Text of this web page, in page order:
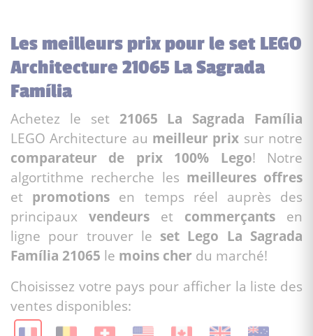
Les meilleurs prix pour le set LEGO
Architecture 21065 La Sagrada
Família
Achetez le set 21065 La Sagrada Família
LEGO Architecture au meilleur prix sur notre
comparateur de prix 100% Lego! Notre
algortithme recherche les meilleures offres
et promotions en temps réel auprès des
principaux vendeurs et commerçants en
ligne pour trouver le set Lego La Sagrada
Família 21065 le moins cher du marché!
Choisissez votre pays pour afficher la liste des
ventes disponibles: